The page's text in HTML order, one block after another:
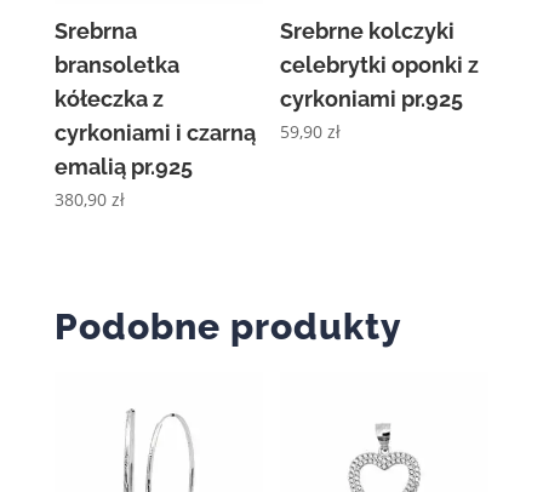
Srebrna
bransoletka
kółeczka z
cyrkoniami i czarną
emalią pr.925
380,90 zł
Srebrne kolczyki
celebrytki oponki z
cyrkoniami pr.925
59,90zł
Podobne produkty